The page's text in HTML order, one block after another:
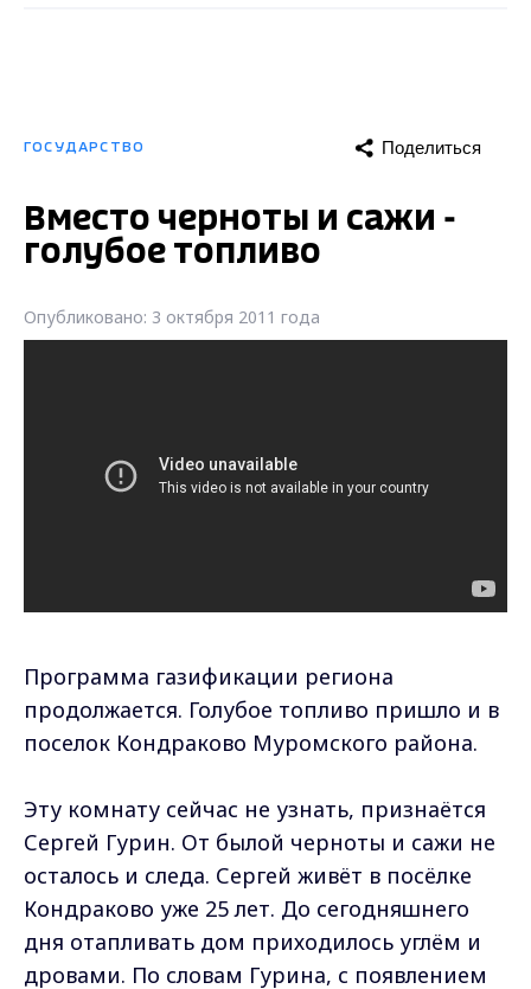
ГОСУДАРСТВО Поделиться
Вместо черноты и сажи -
голубое топливо
Опубликовано: 3 октября 2011 года
Программа газификации региона
продолжается. Голубое топливо пришло и в
поселок Кондраково Муромского района.
Эту комнату сейчас не узнать, признаётся
Сергей Гурин. От былой черноты и сажи не
осталось и следа. Сергей живёт в посёлке
Кондраково уже 25 лет. До сегодняшнего
дня отапливать дом приходилось углём и
дровами. По словам Гурина, с появлением